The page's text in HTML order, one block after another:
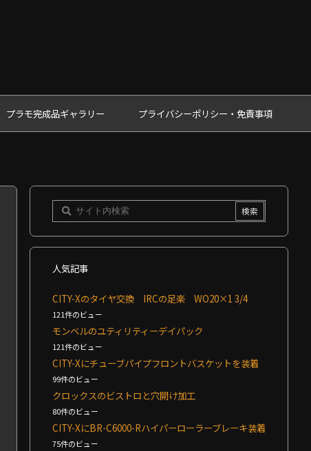
プラモ完成品ギャラリー プライバシーポリシー・免責事項
人気記事
CITY-Xのタイヤ交換 IRCの足楽 WO20×1 3/4
121件のビュー
モンベルのユティリティーデイパック
121件のビュー
CITY-Xにチューブパイプフロントバスケットを装着
99件のビュー
クロックスのビストロと穴開け加工
80件のビュー
CITY-XにBR-C6000-Rハイパーローラーブレーキ装着
75件のビュー